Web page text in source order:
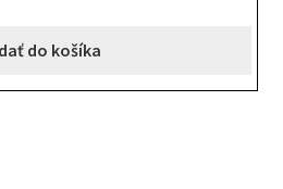
do košíka